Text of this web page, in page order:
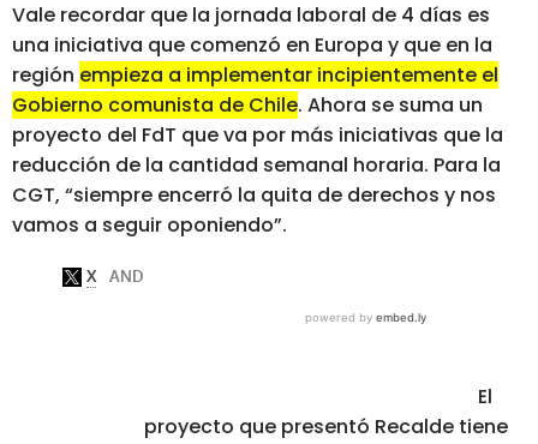
Vale recordar que la jornada laboral de 4 días es
una iniciativa que comenzó en Europa y que en la
región empieza a implementar incipientemente el
Gobierno comunista de Chile. Ahora se suma un
proyecto del FdT que va por más iniciativas que la
reducción de la cantidad semanal horaria. Para la
CGT, “siempre encerró la quita de derechos y nos
vamos a seguir oponiendo”.
El
proyecto que presentó Recalde tiene